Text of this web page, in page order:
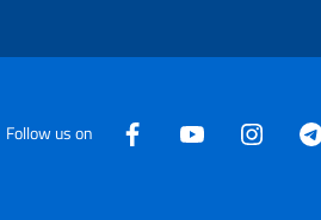
Follow us on